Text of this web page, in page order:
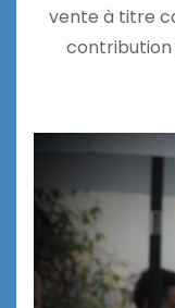
vente à titre
contribution